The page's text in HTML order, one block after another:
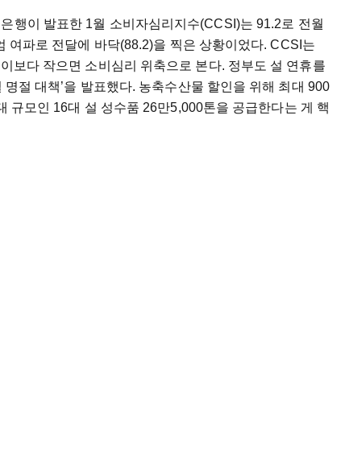
행이 발표한 1월 소비자심리지수(CCSI)는 91.2로 전월
여파로 전달에 바닥(88.2)을 찍은 상황이었다. CCSI는
보다 작으면 소비심리 위축으로 본다. 정부도 설 연휴를
절 대책’을 발표했다. 농축수산물 할인을 위해 최대 900
규모인 16대 설 성수품 26만5,000톤을 공급한다는 게 핵